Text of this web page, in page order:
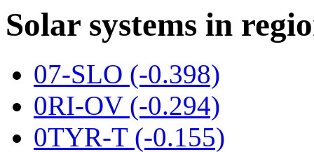
Solar systems in
07-SLO (-0.398)
0RI-OV (-0.294)
0TYR-T (-0.155)